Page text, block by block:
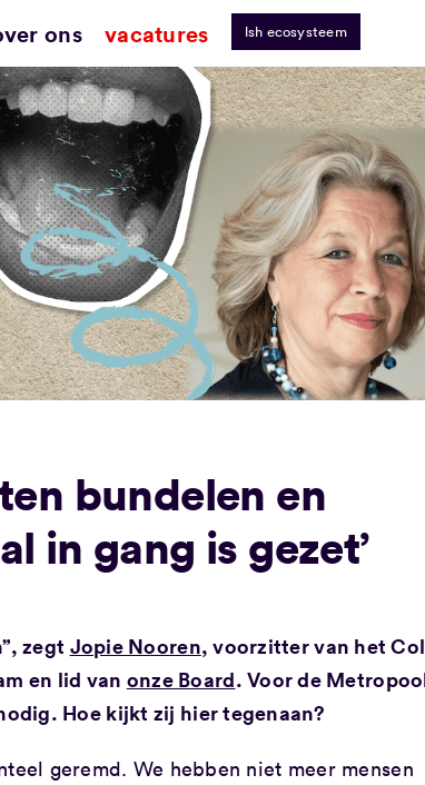
ons vacatures lsh ecosysteem
bundelen en
in gang is gezet’
zegt Jopie Nooren, voorzitter van het
en lid van onze Board. Voor de
Hoe kijkt zij hier tegenaan?
geremd. We hebben niet meer mensen